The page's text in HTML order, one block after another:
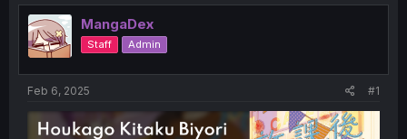
e
a
d
s
t
t
r
t
MangaDex
Staff Admin
Feb 6, 2025 #1